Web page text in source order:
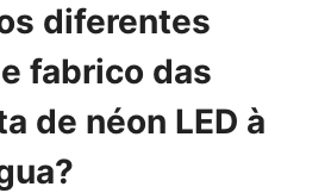
diferentes
fabrico das
de néon LED à